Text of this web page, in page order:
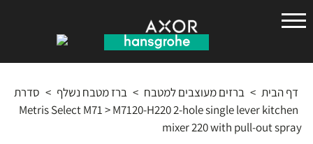
גרואה
דף הבית > ברזים מעוצבים למטבח > ברז מטבח נשלף > סדרת
Metris Select M71>M7120-H220 2-hole single lever kitchen
mixer 220 with pull-out spray